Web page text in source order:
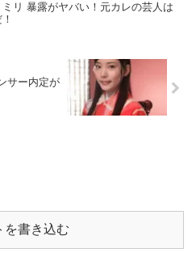
リ 暴露がヤバい！元カレの芸人は
サー内定が
を書き込む